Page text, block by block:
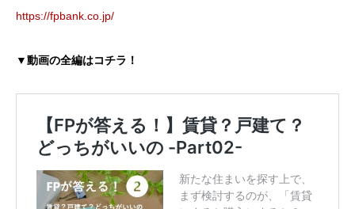
https://fpbank.co.jp/
▼動画の全編はコチラ！